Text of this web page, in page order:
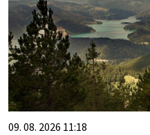
09. 08. 2026 11:18